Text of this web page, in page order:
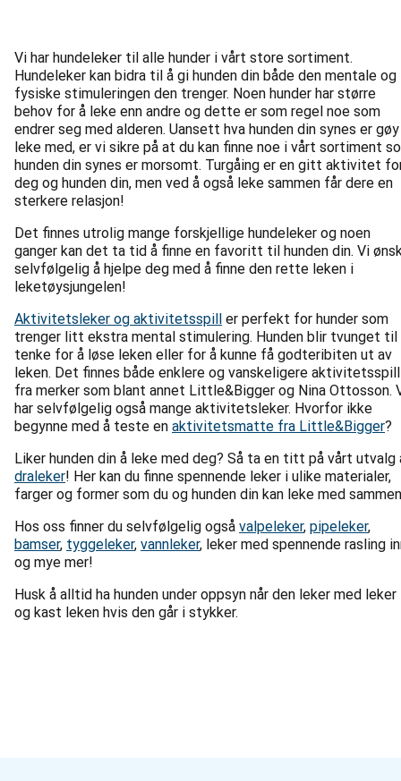
Vi har hundeleker til alle hunder i vårt store sortiment.
Hundeleker kan bidra til å gi hunden din både den mentale og
fysiske stimuleringen den trenger. Noen hunder har større
behov for å leke enn andre og dette er som regel noe som
endrer seg med alderen. Uansett hva hunden din synes er
leke med, er vi sikre på at du kan finne noe i vårt sortiment
hunden din synes er morsomt. Turgåing er en gitt aktivitet
deg og hunden din, men ved å også leke sammen får dere en
sterkere relasjon!
Det finnes utrolig mange forskjellige hundeleker og noen
ganger kan det ta tid å finne en favoritt til hunden din. Vi
selvfølgelig å hjelpe deg med å finne den rette leken i
leketøysjungelen!
Aktivitetsleker og aktivitetsspill
er perfekt for hunder som
trenger litt ekstra mental stimulering. Hunden blir tvunget til
tenke for å løse leken eller for å kunne få godteribiten ut av
leken. Det finnes både enklere og vanskeligere aktivitetsspill
fra merker som blant annet Little&Bigger og Nina Ottosson.
har selvfølgelig også mange aktivitetsleker. Hvorfor ikke
begynne med å teste en aktivitetsmatte fra Little&Bigger?
Liker hunden din å leke med deg? Så ta en titt på vårt utvalg
draleker! Her kan du finne spennende leker i ulike materialer,
farger og former som du og hunden din kan leke med
Hos oss finner du selvfølgelig også valpeleker, pipeleker,
bamser, tyggeleker, vannleker, leker med spennende rasling
og mye mer!
Husk å alltid ha hunden under oppsyn når den leker med leker
og kast leken hvis den går i stykker.